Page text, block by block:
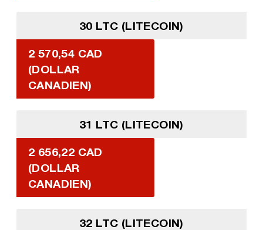
30 LTC (LITECOIN)
2 570,54 CAD
(DOLLAR
CANADIEN)
31 LTC (LITECOIN)
2 656,22 CAD
(DOLLAR
CANADIEN)
32 LTC (LITECOIN)